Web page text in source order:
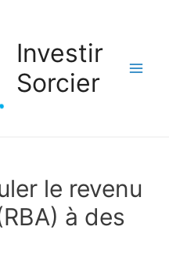
Investir
Sorcier
le revenu
à des